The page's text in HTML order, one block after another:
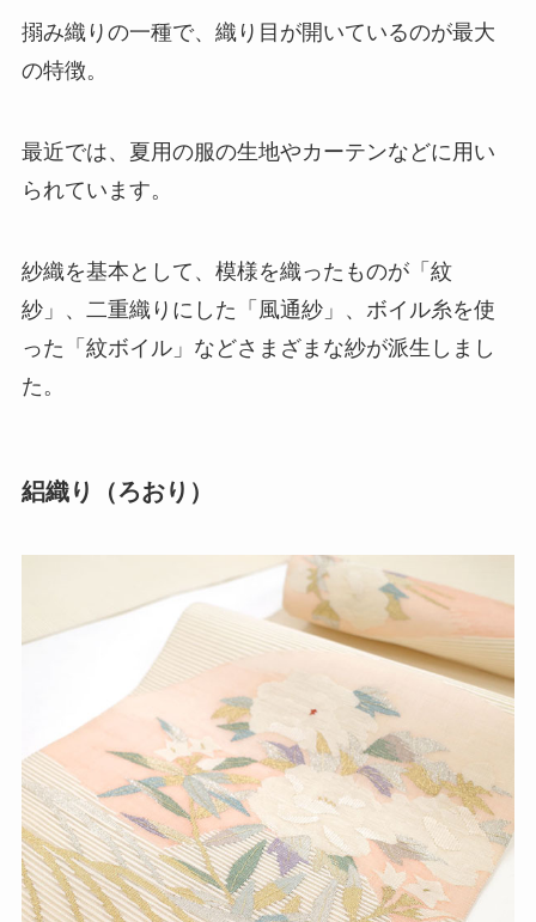
搦み織りの一種で、織り目が開いているのが最大
の特徴。
最近では、夏用の服の生地やカーテンなどに用い
られています。
紗織を基本として、模様を織ったものが「紋
紗」、二重織りにした「風通紗」、ボイル糸を使
った「紋ボイル」などさまざまな紗が派生しまし
た。
絽織り（ろおり）